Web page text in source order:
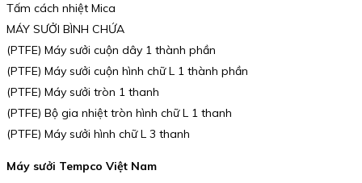
Tấm cách nhiệt Mica
MÁY SƯỞI BÌNH CHỨA
(PTFE) Máy sưởi cuộn dây 1 thành phần
(PTFE) Máy sưởi cuộn hình chữ L 1 thành phần
(PTFE) Máy sưởi tròn 1 thanh
(PTFE) Bộ gia nhiệt tròn hình chữ L 1 thanh
(PTFE) Máy sưởi hình chữ L 3 thanh
Máy sưởi Tempco Việt Nam